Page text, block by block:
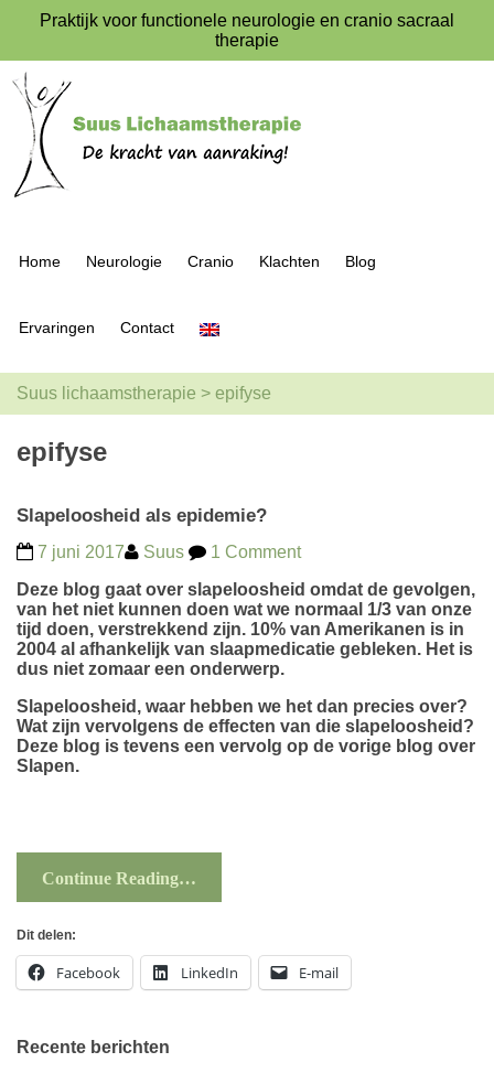
Praktijk voor functionele neurologie en cranio sacraal
therapie
Home Neurologie Cranio Klachten Blog
Ervaringen Contact
Suus lichaamstherapie > epifyse
epifyse
Slapeloosheid als epidemie?
7 juni 2017 Suus
1 Comment
Deze blog gaat over slapeloosheid omdat de gevolgen,
van het niet kunnen doen wat we normaal 1/3 van onze
tijd doen, verstrekkend zijn. 10% van Amerikanen is in
2004 al afhankelijk van slaapmedicatie gebleken. Het is
dus niet zomaar een onderwerp.
Slapeloosheid, waar hebben we het dan precies over?
Wat zijn vervolgens de effecten van die slapeloosheid?
Deze blog is tevens een vervolg op de vorige blog over
Slapen.
Continue Reading…
Dit delen:
Facebook LinkedIn E-mail
Recente berichten